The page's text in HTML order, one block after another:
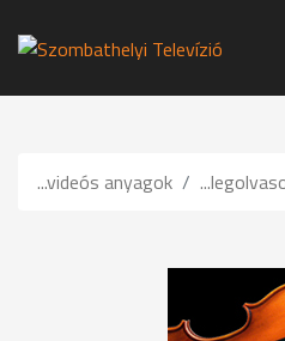
...videós anyagok